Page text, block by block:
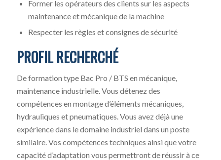
Former les opérateurs des clients sur les aspects
maintenance et mécanique de la machine
Respecter les règles et consignes de sécurité
PROFIL RECHERCHÉ
De formation type Bac Pro / BTS en mécanique,
maintenance industrielle. Vous détenez des
compétences en montage d’éléments mécaniques,
hydrauliques et pneumatiques. Vous avez déjà une
expérience dans le domaine industriel dans un poste
similaire. Vos compétences techniques ainsi que votre
capacité d’adaptation vous permettront de réussir à ce